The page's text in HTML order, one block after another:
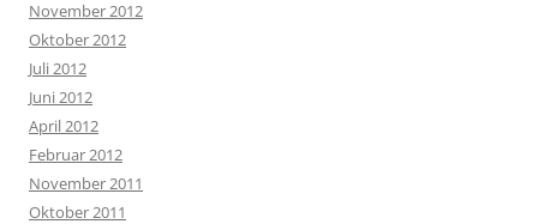
November 2012
Oktober 2012
Juli 2012
Juni 2012
April 2012
Februar 2012
November 2011
Oktober 2011